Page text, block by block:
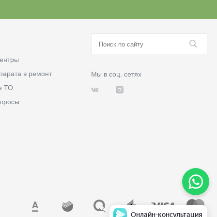
в ремонт
ТО
Мы в соц. сетях
Онлайн-консультация